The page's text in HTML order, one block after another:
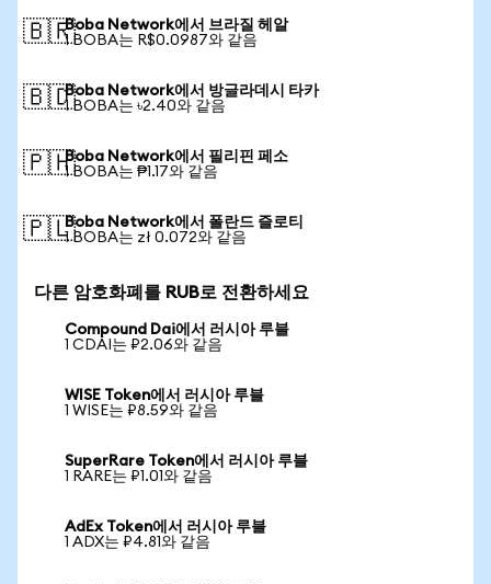
🇧🇷Boba Network에서 브라질 헤알
1 BOBA는 R$0.0987와 같음
🇧🇩Boba Network에서 방글라데시 타카
1 BOBA는 ৳2.40와 같음
🇵🇭Boba Network에서 필리핀 페소
1 BOBA는 ₱1.17와 같음
🇵🇱Boba Network에서 폴란드 즐로티
1 BOBA는 zł 0.072와 같음
다른 암호화폐를 RUB로 전환하세요
Compound Dai에서 러시아 루블
1 CDAI는 ₽2.06와 같음
WISE Token에서 러시아 루블
1 WISE는 ₽8.59와 같음
SuperRare Token에서 러시아 루블
1 RARE는 ₽1.01와 같음
AdEx Token에서 러시아 루블
1 ADX는 ₽4.81와 같음